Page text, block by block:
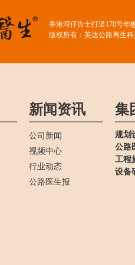
香港湾仔告士打道178号华
版权所有：英达公路再生
新闻资讯
公司新闻
视频中心
行业动态
公路医生报
集
规划
公路
工程
设备